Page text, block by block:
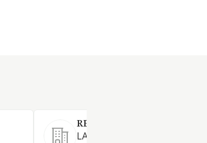
RESTA-CATH SL.
LA EXPLOTACION DE